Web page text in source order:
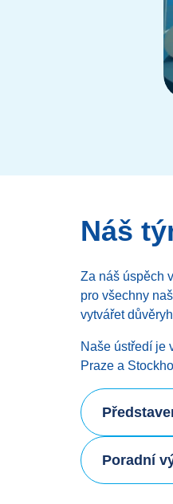
Náš
Za náš úspěch
pro všechny
vytvářet
Naše ústředí je
Praze a
Poradní